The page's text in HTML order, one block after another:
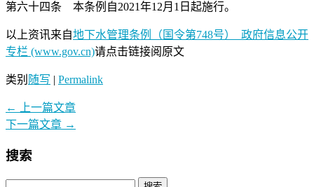
第六十四条 本条例自2021年12月1日起施行。
以上资讯来自地下水管理条例（国令第748号）_政府信息公开
专栏 (www.gov.cn)请点击链接阅原文
类别 随写 | Permalink
←
上一篇文章
下一篇文章 →
搜索